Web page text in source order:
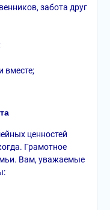
забота друг
вместе;
ценностей
Грамотное
Вам, уважаемые